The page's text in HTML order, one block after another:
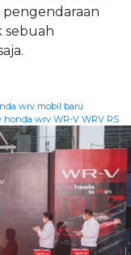
sebuah
wrv mobil baru
honda wrv WR-V WRV RS